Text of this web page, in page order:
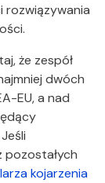
rozwiązywania
że zespół
dwóch
EU, a nad
pozostałych
kojarzenia